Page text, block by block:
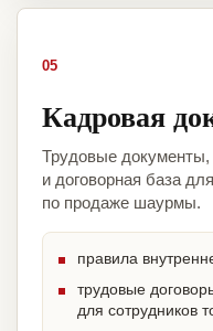
05
Кадровая
Трудовые документы,
и договорная база
по продаже шаурмы.
правила
трудовые
для сотрудников